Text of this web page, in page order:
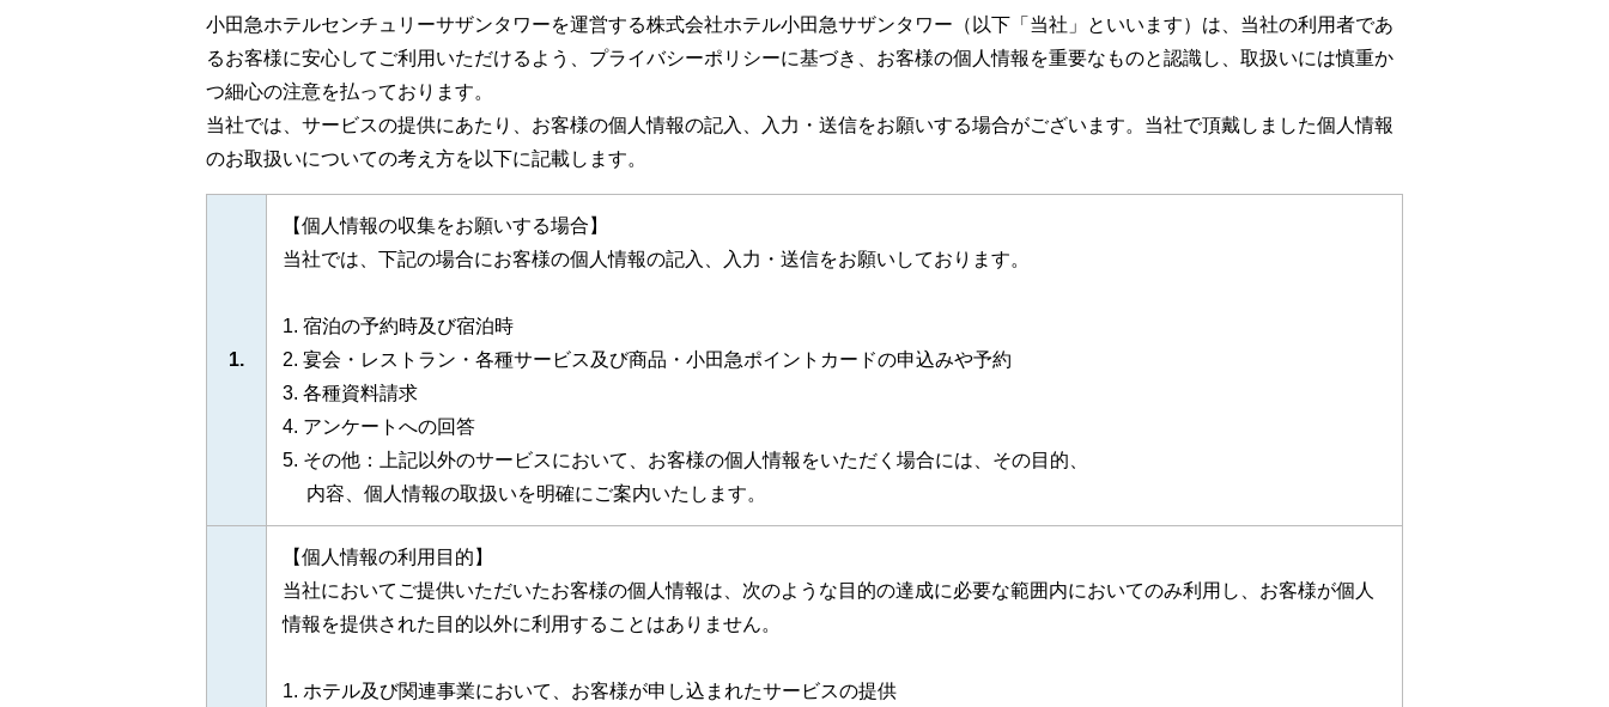
小田急ホテルセンチュリーサザンタワーを運営する株式会社ホテル小田急サザンタワー（以下「当社」といいます）は、当社の利用者であ
るお客様に安心してご利用いただけるよう、プライバシーポリシーに基づき、お客様の個人情報を重要なものと認識し、取扱いには慎重か
つ細心の注意を払っております。
当社では、サービスの提供にあたり、お客様の個人情報の記入、入力・送信をお願いする場合がございます。当社で頂戴しました個人情報
のお取扱いについての考え方を以下に記載します。
1.
【個人情報の収集をお願いする場合】
当社では、下記の場合にお客様の個人情報の記入、入力・送信をお願いしております。
1. 宿泊の予約時及び宿泊時
2. 宴会・レストラン・各種サービス及び商品・小田急ポイントカードの申込みや予約
3. 各種資料請求
4. アンケートへの回答
5. その他：上記以外のサービスにおいて、お客様の個人情報をいただく場合には、その目的、
内容、個人情報の取扱いを明確にご案内いたします。
【個人情報の利用目的】
当社においてご提供いただいたお客様の個人情報は、次のような目的の達成に必要な範囲内においてのみ利用し、お客様が個人
情報を提供された目的以外に利用することはありません。
1. ホテル及び関連事業において、お客様が申し込まれたサービスの提供